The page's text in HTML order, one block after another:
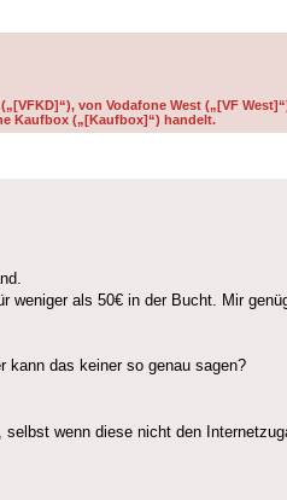
von Vodafone West („[VF
Kaufbox („[Kaufbox]“) handelt.
als 50€ in der Bucht. Mir
kann das keiner so genau sagen?
wenn diese nicht den